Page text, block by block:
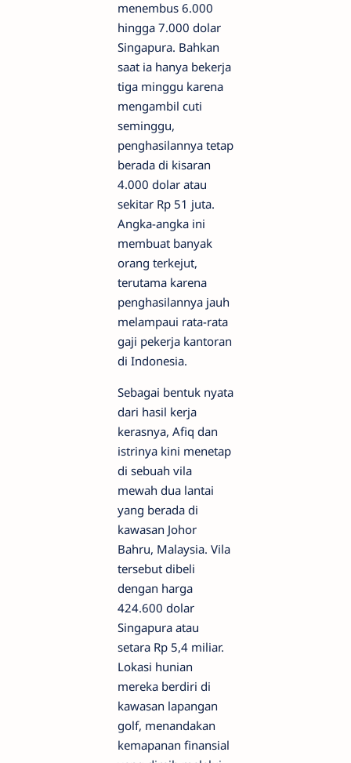
menembus 6.000
hingga 7.000 dolar
Singapura. Bahkan
saat ia hanya bekerja
tiga minggu karena
mengambil cuti
seminggu,
penghasilannya tetap
berada di kisaran
4.000 dolar atau
sekitar Rp 51 juta.
Angka-angka ini
membuat banyak
orang terkejut,
terutama karena
penghasilannya jauh
melampaui rata-rata
gaji pekerja kantoran
di Indonesia.
Sebagai bentuk nyata
dari hasil kerja
kerasnya, Afiq dan
istrinya kini menetap
di sebuah vila
mewah dua lantai
yang berada di
kawasan Johor
Bahru, Malaysia. Vila
tersebut dibeli
dengan harga
424.600 dolar
Singapura atau
setara Rp 5,4 miliar.
Lokasi hunian
mereka berdiri di
kawasan lapangan
golf, menandakan
kemapanan finansial